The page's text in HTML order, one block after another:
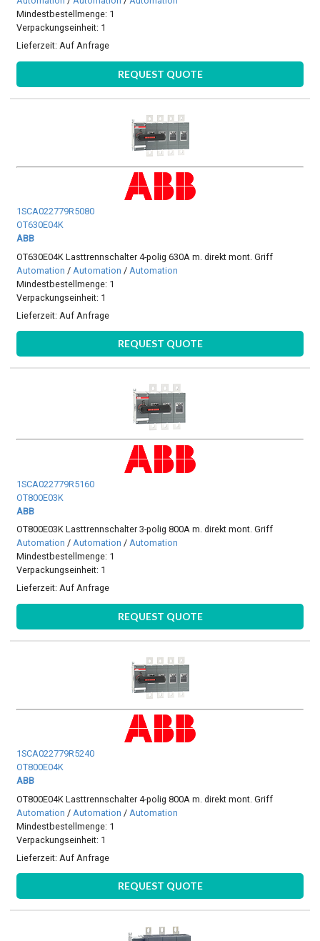
Mindestbestellmenge: 1
Verpackungseinheit: 1
Lieferzeit:Auf Anfrage
REQUEST QUOTE
1SCA022779R5080
OT630E04K
ABB
OT630E04K Lasttrennschalter 4-polig 630A m. direkt mont. Griff
Automation / Automation / Automation
Mindestbestellmenge: 1
Verpackungseinheit: 1
Lieferzeit: Auf Anfrage
REQUEST QUOTE
1SCA022779R5160
OT800E03K
ABB
OT800E03K Lasttrennschalter 3-polig 800A m. direkt mont. Griff
Automation /Automation /Automation
Mindestbestellmenge: 1
Verpackungseinheit: 1
Lieferzeit:Auf Anfrage
REQUEST QUOTE
1SCA022779R5240
OT800E04K
ABB
OT800E04K Lasttrennschalter 4-polig 800A m. direkt mont. Griff
Automation / Automation / Automation
Mindestbestellmenge: 1
Verpackungseinheit: 1
Lieferzeit: Auf Anfrage
REQUEST QUOTE